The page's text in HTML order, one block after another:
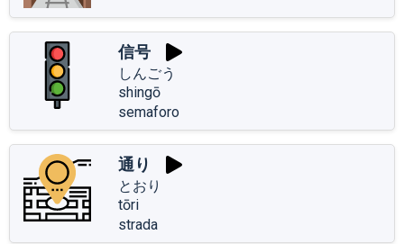
信号
しんごう
shingō
semaforo
通り
とおり
tōri
strada